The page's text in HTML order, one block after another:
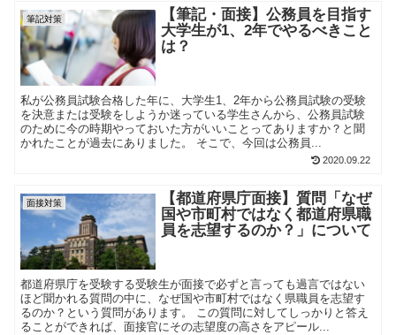
筆記対策
【筆記・面接】公務員を目指す
大学生が1、2年でやるべきこと
は？
私が公務員試験合格した年に、大学生1、2年から公務員試験の受験
を決意または受験をしようか迷っている学生さんから、公務員試験
のために今の時期やっておいた方がいいことってありますか？と聞
かれたことが過去にありました。 そこで、今回は公務員...
2020.09.22
面接対策
【都道府県庁面接】質問「なぜ
国や市町村ではなく都道府県職
員を志望するのか？」について
都道府県庁を受験する受験生が面接で必ずと言っても過言ではない
ほど聞かれる質問の中に、なぜ国や市町村ではなく県職員を志望す
るのか？という質問があります。 この質問に対してしっかりと答え
ることができれば、面接官にその志望度の高さをアピール...